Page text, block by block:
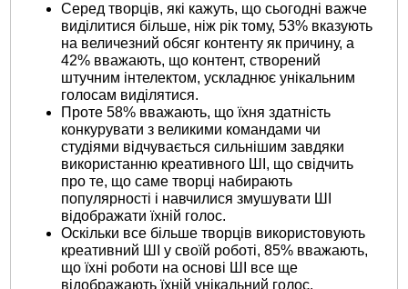
Серед творців, які кажуть, що сьогодні важче
виділитися більше, ніж рік тому, 53% вказують
на величезний обсяг контенту як причину, а
42% вважають, що контент, створений
штучним інтелектом, ускладнює унікальним
голосам виділятися.
Проте 58% вважають, що їхня здатність
конкурувати з великими командами чи
студіями відчувається сильнішим завдяки
використанню креативного ШІ, що свідчить
про те, що саме творці набирають
популярності і навчилися змушувати ШІ
відображати їхній голос.
Оскільки все більше творців використовують
креативний ШІ у своїй роботі, 85% вважають,
що їхні роботи на основі ШІ все ще
відображають їхній унікальний голос.